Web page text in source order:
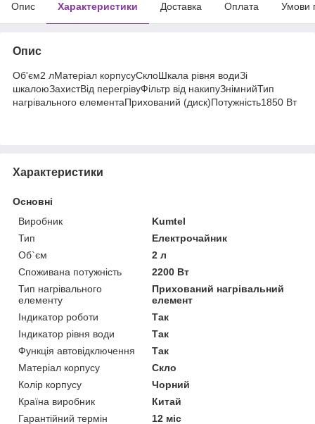
Опис Характеристики Доставка Оплата Умови
Опис
Об'єм2 лМатеріал корпусуСклоШкала рівня водиЗі
шкалоюЗахистВід перегрівуФільтр від накипуЗнімнийТип
нагрівального елементаПрихований (диск)Потужність1850 Вт
Характеристики
Основні
Виробник
Kumtel
Тип
Електрочайник
Об`єм
2 л
Споживана потужність
2200 Вт
Тип нагрівального
елементу
Прихований нагрівальний
елемент
Індикатор роботи
Так
Індикатор рівня води
Так
Функція автовідключення
Так
Матеріал корпусу
Скло
Колір корпусу
Чорний
Країна виробник
Китай
Гарантійний термін
12 міс